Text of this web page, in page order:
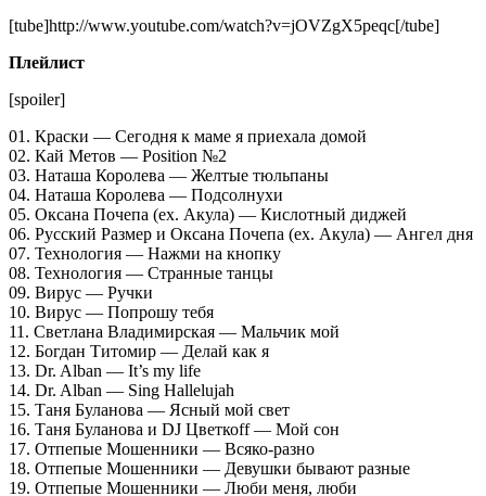
[tube]http://www.youtube.com/watch?v=jOVZgX5peqc[/tube]
Плейлист
[spoiler]
01. Краски — Сегодня к маме я приехала домой
02. Кай Метов — Position №2
03. Наташа Королева — Желтые тюльпаны
04. Наташа Королева — Подсолнухи
05. Оксана Почепа (ex. Акула) — Кислотный диджей
06. Русский Размер и Оксана Почепа (ex. Акула) — Ангел дня
07. Технология — Нажми на кнопку
08. Технология — Странные танцы
09. Вирус — Ручки
10. Вирус — Попрошу тебя
11. Светлана Владимирская — Мальчик мой
12. Богдан Титомир — Делай как я
13. Dr. Alban — It’s my life
14. Dr. Alban — Sing Hallelujah
15. Таня Буланова — Ясный мой свет
16. Таня Буланова и DJ Цветкоff — Мой сон
17. Отпепые Мошенники — Всяко-разно
18. Отпепые Мошенники — Девушки бывают разные
19. Отпепые Мошенники — Люби меня, люби